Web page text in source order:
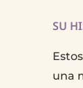
SU
una